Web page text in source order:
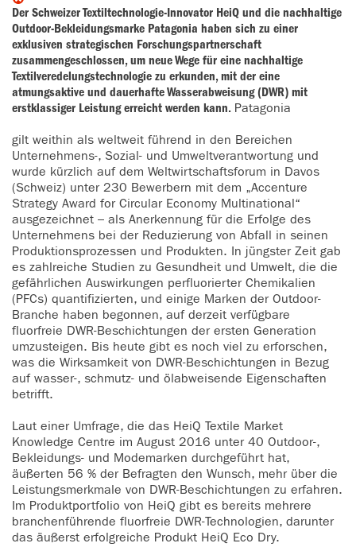
Der Schweizer Textiltechnologie-Innovator HeiQ und die nachhaltige
Outdoor-Bekleidungsmarke Patagonia haben sich zu einer
exklusiven strategischen Forschungspartnerschaft
zusammengeschlossen, um neue Wege für eine nachhaltige
Textilveredelungstechnologie zu erkunden, mit der eine
atmungsaktive und dauerhafte Wasserabweisung (DWR) mit
erstklassiger Leistung erreicht werden kann. Patagonia
gilt weithin als weltweit führend in den Bereichen
Unternehmens-, Sozial- und Umweltverantwortung und
wurde kürzlich auf dem Weltwirtschaftsforum in Davos
(Schweiz) unter 230 Bewerbern mit dem „Accenture
Strategy Award for Circular Economy Multinational“
ausgezeichnet – als Anerkennung für die Erfolge des
Unternehmens bei der Reduzierung von Abfall in seinen
Produktionsprozessen und Produkten. In jüngster Zeit gab
es zahlreiche Studien zu Gesundheit und Umwelt, die die
gefährlichen Auswirkungen perfluorierter Chemikalien
(PFCs) quantifizierten, und einige Marken der Outdoor-
Branche haben begonnen, auf derzeit verfügbare
fluorfreie DWR-Beschichtungen der ersten Generation
umzusteigen. Bis heute gibt es noch viel zu erforschen,
was die Wirksamkeit von DWR-Beschichtungen in Bezug
auf wasser-, schmutz- und ölabweisende Eigenschaften
betrifft.
Laut einer Umfrage, die das HeiQ Textile Market
Knowledge Centre im August 2016 unter 40 Outdoor-,
Bekleidungs- und Modemarken durchgeführt hat,
äußerten 56 % der Befragten den Wunsch, mehr über die
Leistungsmerkmale von DWR-Beschichtungen zu erfahren.
Im Produktportfolio von HeiQ gibt es bereits mehrere
branchenführende fluorfreie DWR-Technologien, darunter
das äußerst erfolgreiche Produkt HeiQ Eco Dry.